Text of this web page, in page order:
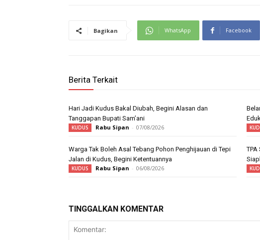
Bagikan WhatsApp Facebook
Berita Terkait
Hari Jadi Kudus Bakal Diubah, Begini Alasan dan
Tanggapan Bupati Sam’ani
KUDUS Rabu Sipan - 07/08/2026
Warga Tak Boleh Asal Tebang Pohon Penghijauan di Tepi
Jalan di Kudus, Begini Ketentuannya
KUDUS Rabu Sipan - 06/08/2026
TPA
TINGGALKAN KOMENTAR